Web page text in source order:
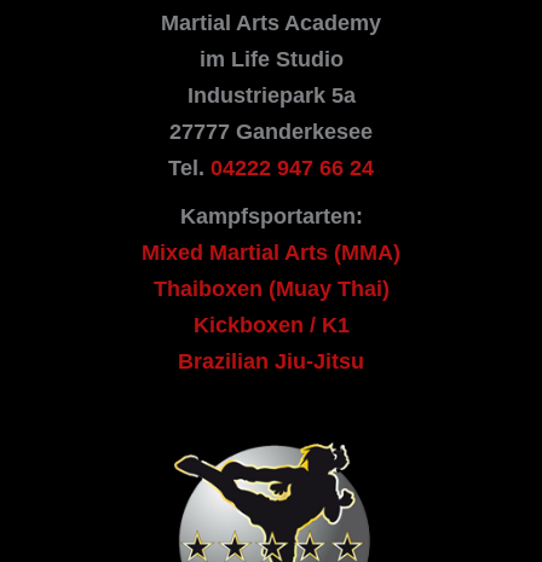
Martial Arts Academy
im Life Studio
Industriepark 5a
27777 Ganderkesee
Tel. 04222 947 66 24
Kampfsportarten:
Mixed Martial Arts (MMA)
Thaiboxen (Muay Thai)
Kickboxen / K1
Brazilian Jiu-Jitsu